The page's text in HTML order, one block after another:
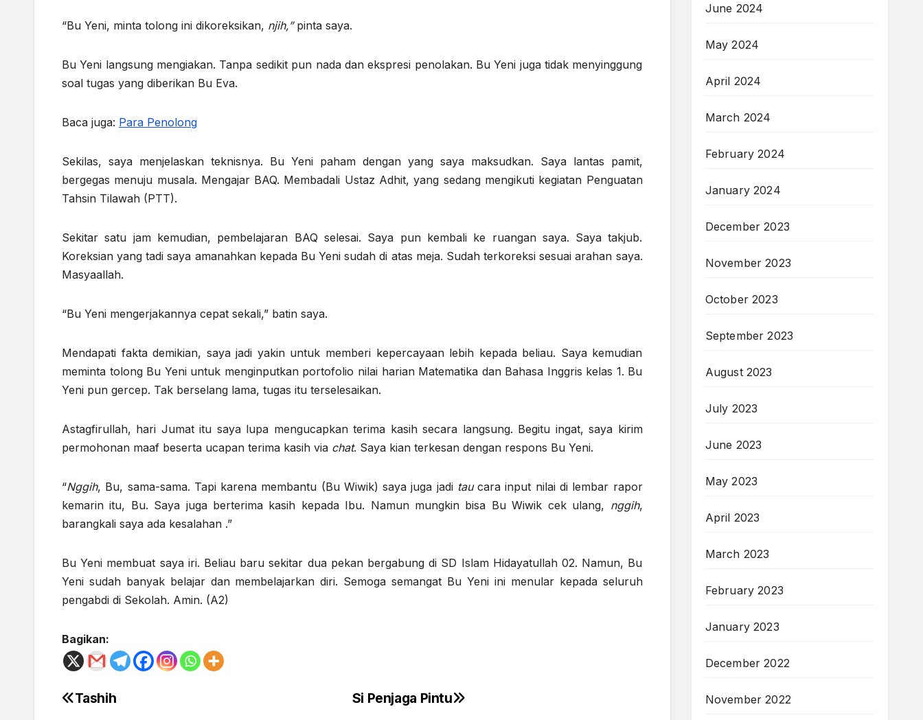
“Bu Yeni, minta tolong ini dikoreksikan, njih,” pinta saya.
Bu Yeni langsung mengiakan. Tanpa sedikit pun nada dan ekspresi penolakan. Bu Yeni juga tidak menyinggung
soal tugas yang diberikan Bu Eva.
Baca juga: Para Penolong
Sekilas, saya menjelaskan teknisnya. Bu Yeni paham dengan yang saya maksudkan. Saya lantas pamit,
bergegas menuju musala. Mengajar BAQ. Membadali Ustaz Adhit, yang sedang mengikuti kegiatan Penguatan
Tahsin Tilawah (PTT).
Sekitar satu jam kemudian, pembelajaran BAQ selesai. Saya pun kembali ke ruangan saya. Saya takjub.
Koreksian yang tadi saya amanahkan kepada Bu Yeni sudah di atas meja. Sudah terkoreksi sesuai arahan saya.
Masyaallah.
“Bu Yeni mengerjakannya cepat sekali,” batin saya.
Mendapati fakta demikian, saya jadi yakin untuk memberi kepercayaan lebih kepada beliau. Saya kemudian
meminta tolong Bu Yeni untuk menginputkan portofolio nilai harian Matematika dan Bahasa Inggris kelas 1. Bu
Yeni pun gercep. Tak berselang lama, tugas itu terselesaikan.
Astagfirullah, hari Jumat itu saya lupa mengucapkan terima kasih secara langsung. Begitu ingat, saya kirim
permohonan maaf beserta ucapan terima kasih via chat. Saya kian terkesan dengan respons Bu Yeni.
“Nggih, Bu, sama-sama. Tapi karena membantu (Bu Wiwik) saya juga jadi taucara input nilai di lembar rapor
kemarin itu, Bu. Saya juga berterima kasih kepada Ibu. Namun mungkin bisa Bu Wiwik cek ulang, nggih,
barangkali saya ada kesalahan .”
Bu Yeni membuat saya iri. Beliau baru sekitar dua pekan bergabung di SD Islam Hidayatullah 02. Namun, Bu
Yeni sudah banyak belajar dan membelajarkan diri. Semoga semangat Bu Yeni ini menular kepada seluruh
pengabdi di Sekolah. Amin. (A2)
Bagikan:
Post
Si Penjaga Pintu
Tashih
June 2024
May 2024
April 2024
March 2024
February 2024
January 2024
December 2023
November 2023
October 2023
September 2023
August 2023
July 2023
June 2023
May 2023
April 2023
March 2023
February 2023
January 2023
December 2022
November 2022